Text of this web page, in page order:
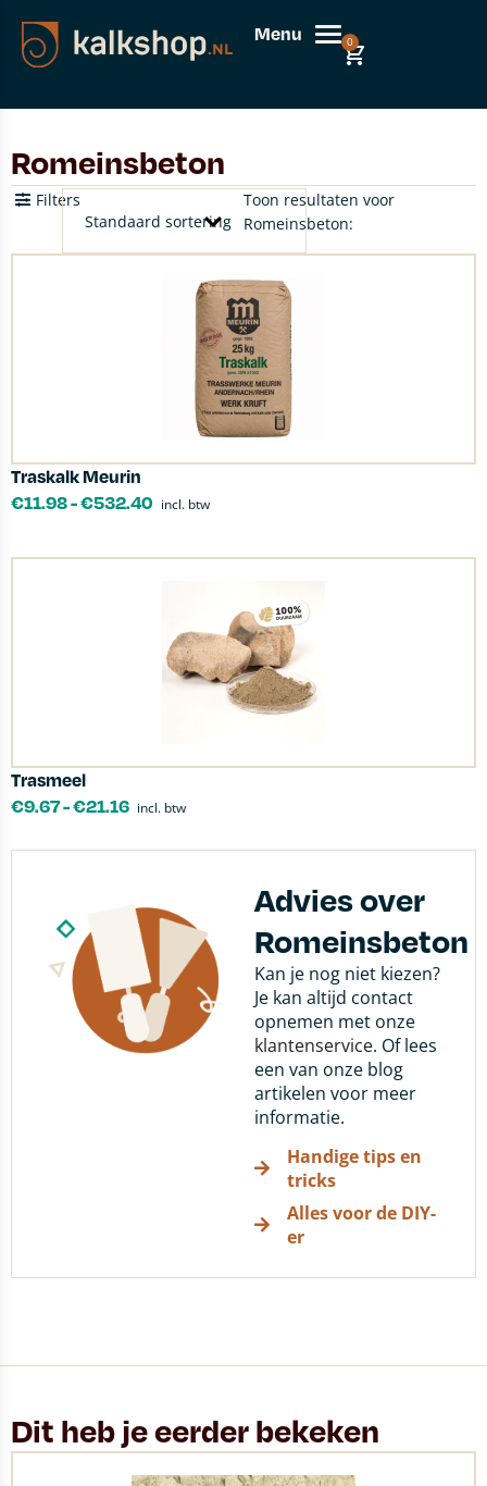
Menu 0
Romeinsbeton
Toon resultaten voor
Romeinsbeton:
Filters
Traskalk Meurin
€11.98-€532.40 incl. btw
Trasmeel
€9.67-€21.16 incl. btw
Advies over
Romeinsbeton
Kan je nog niet kiezen?
Je kan altijd contact
opnemen met onze
klantenservice. Of lees
een van onze blog
artikelen voor meer
informatie.
Handige tips en
tricks
Alles voor de DIY-
er
Dit heb je eerder bekeken